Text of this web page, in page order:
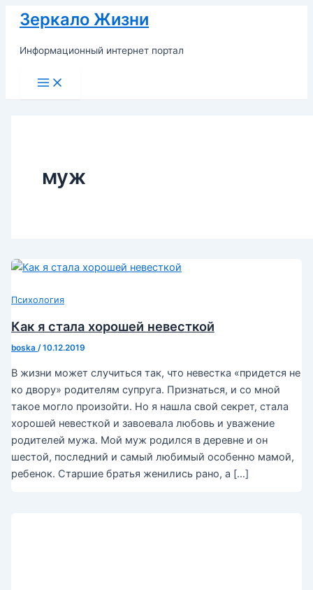
Перейти
содержимому
Зеркало Жизни
Информационный интернет портал
Main
Menu
муж
Психология
Как я стала хорошей невесткой
boska /10.12.2019
В жизни может случиться так, что невестка «придется не
ко двору» родителям супруга. Признаться, и со мной
такое могло произойти. Но я нашла свой секрет, стала
хорошей невесткой и завоевала любовь и уважение
родителей мужа. Мой муж родился в деревне и он
шестой, последний и самый любимый особенно мамой,
ребенок. Старшие братья женились рано, а […]